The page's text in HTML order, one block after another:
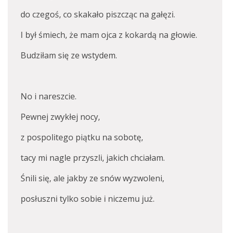
do czegoś, co skakało piszcząc na gałęzi.
I był śmiech, że mam ojca z kokardą na głowie.
Budziłam się ze wstydem.
No i nareszcie.
Pewnej zwykłej nocy,
z pospolitego piątku na sobotę,
tacy mi nagle przyszli, jakich chciałam.
Śnili się, ale jakby ze snów wyzwoleni,
posłuszni tylko sobie i niczemu już.